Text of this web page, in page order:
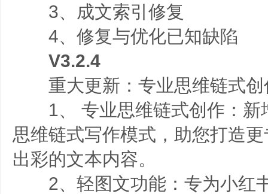
3、成文索引修复
4、修复与优化已知缺陷
V3.2.4
重大更新：专业思维链式创
1、 专业思维链式创作：新
思维链式写作模式，助您打造
出彩的文本内容。
2、轻图文功能：专为小红